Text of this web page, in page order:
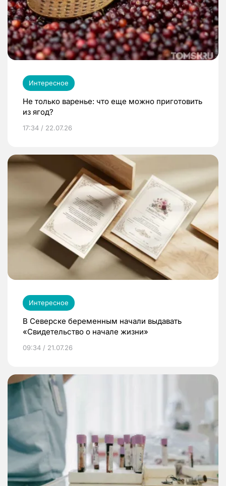
Интересное
Не только варенье: что еще можно приготовить
из ягод?
17:34 / 22.07.26
Интересное
В Северске беременным начали выдавать
«Свидетельство о начале жизни»
09:34 / 21.07.26